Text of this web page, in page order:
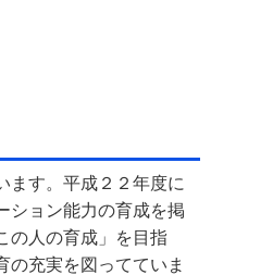
ます。平成２２年度に
ション能力の育成を掲
の人の育成」を目指
の充実を図ってていま